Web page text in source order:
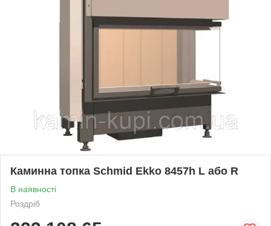
Каминна топка Schmid Ekko 8457h L або R
В наявності
Роздріб